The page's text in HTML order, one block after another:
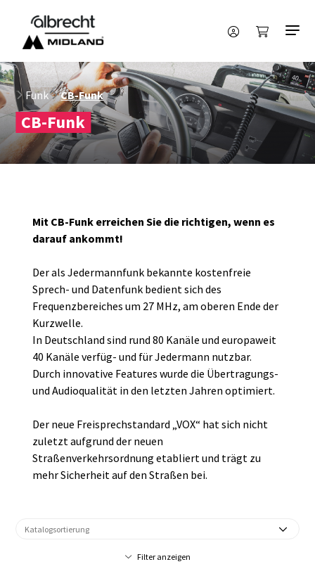
Funk CB-Funk
CB-Funk
Mit CB-Funk erreichen Sie die richtigen, wenn es
darauf ankommt!
Der als Jedermannfunk bekannte kostenfreie
Sprech- und Datenfunk bedient sich des
Frequenzbereiches um 27 MHz, am oberen Ende der
Kurzwelle.
In Deutschland sind rund 80 Kanäle und europaweit
40 Kanäle verfüg- und für Jedermann nutzbar.
Durch innovative Features wurde die Übertragungs-
und Audioqualität in den letzten Jahren optimiert.
Der neue Freisprechstandard „VOX“ hat sich nicht
zuletzt aufgrund der neuen
Straßenverkehrsordnung etabliert und trägt zu
mehr Sicherheit auf den Straßen bei.
Filter anzeigen